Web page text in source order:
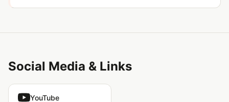
Social Media & Links
YouTube